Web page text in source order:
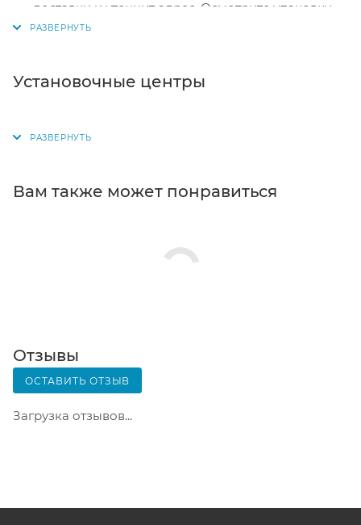
необходимо заполнить форму по инструкции.
доставки и уточнит адрес. Осмотрите упаковку
на целостность и соответствие указанной
для выбора появится в корзине. Когда заказ
получения заказа обратитесь к сотруднику в
телефон или e-mail придет уникальный код.
Вскрывать коробку самостоятельно вы можете
только после оплаты заказа. Один заказ может
содержать не больше 10 позиций и его стоимость
не должна превышать 100 000 р.
Установочные центры
Вам также может понравиться
Отзывы
ОСТАВИТЬ ОТЗЫВ
Загрузка отзывов...